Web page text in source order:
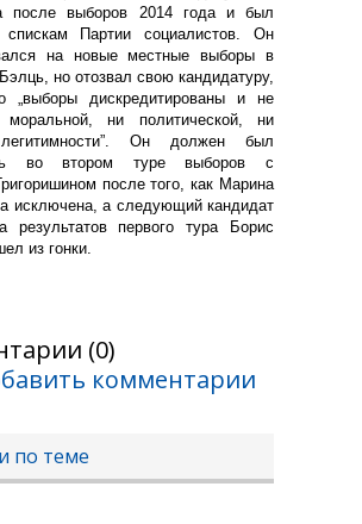
после выборов 2014 года и был
Партии социалистов. Он
на новые местные выборы в
но отозвал свою кандидатуру,
„выборы дискредитированы и не
ни политической, ни
Он должен был
во втором туре выборов с
после того, как Марина
исключена, а следующий кандидат
результатов первого тура Борис
из гонки.
(0)
комментарии
по теме